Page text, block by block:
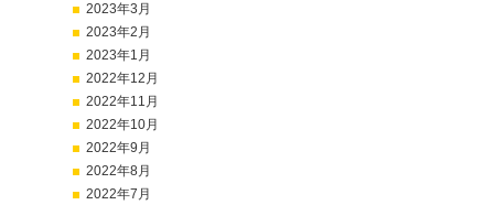
2023年3月
2023年2月
2023年1月
2022年12月
2022年11月
2022年10月
2022年9月
2022年8月
2022年7月